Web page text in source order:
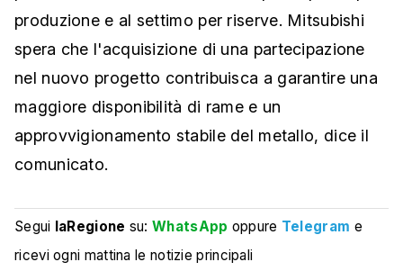
produzione e al settimo per riserve. Mitsubishi
spera che l'acquisizione di una partecipazione
nel nuovo progetto contribuisca a garantire una
maggiore disponibilità di rame e un
approvvigionamento stabile del metallo, dice il
comunicato.
Segui laRegione su:WhatsApp oppure Telegram e
ricevi ogni mattina le notizie principali